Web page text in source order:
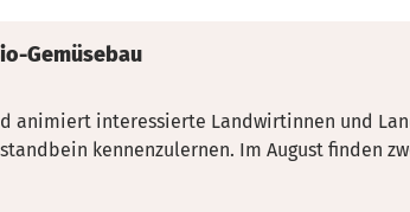
Gemüsebau
animiert interessierte Landwirtinnen und
kennenzulernen. Im August finden